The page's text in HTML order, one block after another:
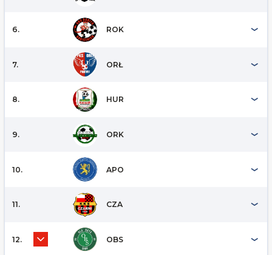
6. ROK
7. ORŁ
8. HUR
9. ORK
10. APO
11. CZA
12. OBS